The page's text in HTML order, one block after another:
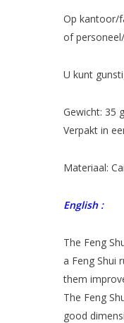
Op kantoor/
of
U kunt
Gewicht: 35
Verpakt in
Materiaal:
English :
The Feng
a Feng Shui
them
The Feng
good